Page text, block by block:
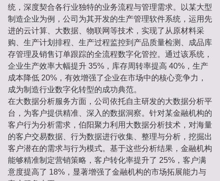
统，深度契合各行业独特的业务流程与管理需求。以某大型
制造企业为例，公司为其开发的生产管理软件系统，运用先
进的云计算、大数据、物联网等技术，实现了从原材料采
购、生产计划排程、生产过程监控到产品质量检测、成品库
存管理及销售订单跟踪的全流程数字化管控。通过该系统，
企业生产效率大幅提升 35%，库存周转率提高 40%，生产
成本降低 20%，有效增强了企业在市场中的核心竞争力，
成为制造行业数字化转型的成功典范。
在大数据分析服务方面，公司依托自主研发的大数据分析平
台，为客户提供精准、深入的数据洞察。针对某金融机构的
客户行为分析需求，伯阳聚力利用大数据分析技术，对海量
的客户交易数据、行为数据进行收集、整理与分析，挖掘出
客户潜在的需求与行为模式。基于这些分析结果，金融机构
能够精准制定营销策略，客户转化率提升了 25%，客户满
意度提高了 18%，显著增强了金融机构的市场拓展能力与